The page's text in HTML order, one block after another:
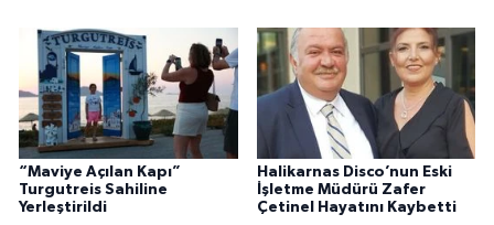
“Maviye Açılan Kapı”
Turgutreis Sahiline
Yerleştirildi
Halikarnas Disco’nun Eski
İşletme Müdürü Zafer
Çetinel Hayatını Kaybetti